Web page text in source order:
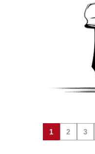
manos privadas
1 2 3